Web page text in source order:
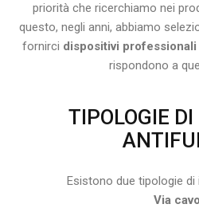
priorità che ricerchiamo nei
questo, negli anni, abbiamo
fornirci dispositivi
rispondono a
TIPOLOGIE
Esistono due tipologie
Via